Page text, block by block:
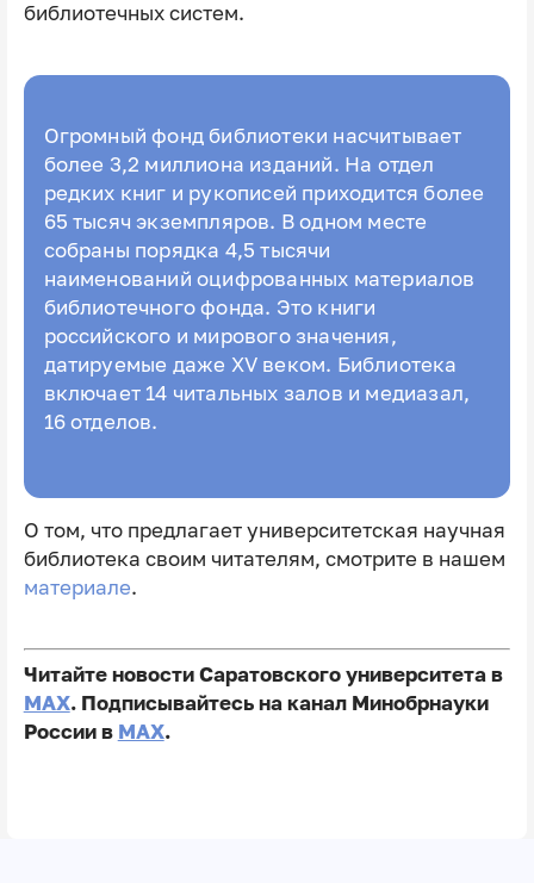
библиотечных систем.
Огромный фонд библиотеки насчитывает
более 3,2 миллиона изданий. На отдел
редких книг и рукописей приходится более
65 тысяч экземпляров. В одном месте
собраны порядка 4,5 тысячи
наименований оцифрованных материалов
библиотечного фонда. Это книги
российского и мирового значения,
датируемые даже XV веком. Библиотека
включает 14 читальных залов и медиазал,
16 отделов.
О том, что предлагает университетская научная
библиотека своим читателям, смотрите в нашем
материале.
Читайте новости Саратовского университета в
MAX. Подписывайтесь на канал Минобрнауки
России в MAX.